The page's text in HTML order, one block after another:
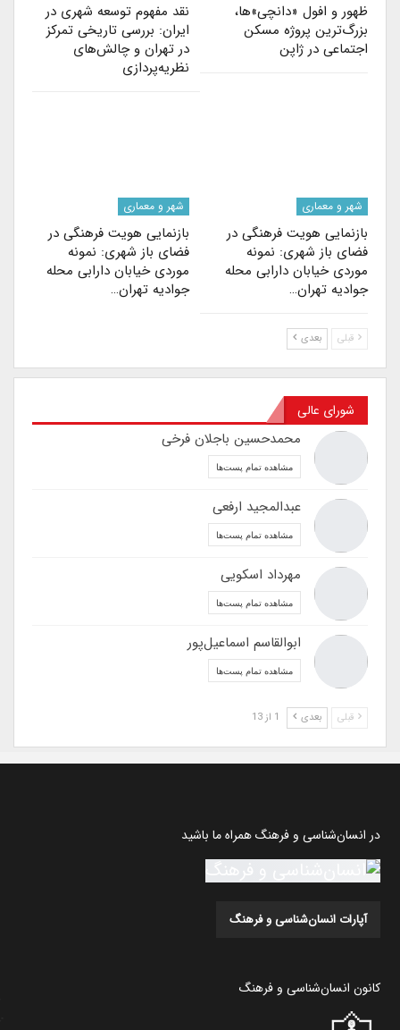
ظهور و افول «دانچی»ها،
بزرگ‌ترین پروژه مسکن
اجتماعی در ژاپن
نقد مفهوم توسعه شهری در
ایران: بررسی تاریخی تمرکز
در تهران و چالش‌های
نظریه‌پردازی
شهر و معماری
بازنمایی هویت فرهنگی در
فضای باز شهری: نمونه
موردی خیابان دارابی محله
جوادیه تهران…
شهر و معماری
بازنمایی هویت فرهنگی در
فضای باز شهری: نمونه
موردی خیابان دارابی محله
جوادیه تهران…
قبلی بعدی
شورای عالی
محمدحسین باجلان فرخی
مشاهده تمام پست‌ها
عبدالمجید ارفعی
مشاهده تمام پست‌ها
مهرداد اسکویی
مشاهده تمام پست‌ها
ابوالقاسم اسماعیل‌پور
مشاهده تمام پست‌ها
قبلی بعدی
در انسان‌شناسی و فرهنگ همراه ما باشید
آپارات انسان‌شناسی و فرهنگ
کانون انسان‌شناسی و فرهنگ